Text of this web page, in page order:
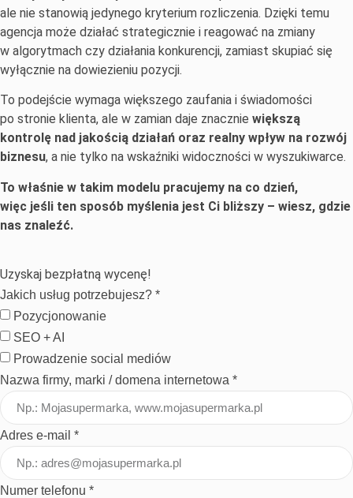
ale nie stanowią jedynego kryterium rozliczenia. Dzięki temu
agencja może działać strategicznie i reagować na zmiany
w algorytmach czy działania konkurencji, zamiast skupiać się
wyłącznie na dowiezieniu pozycji.
To podejście wymaga większego zaufania i świadomości
po stronie klienta, ale w zamian daje znacznie większą
kontrolę nad jakością działań oraz realny wpływ na rozwój
biznesu, a nie tylko na wskaźniki widoczności w wyszukiwarce.
To właśnie w takim modelu pracujemy na co dzień,
więc jeśli ten sposób myślenia jest Ci bliższy – wiesz, gdzie
nas znaleźć.
Uzyskaj bezpłatną wycenę!
Jakich usług potrzebujesz? *
Pozycjonowanie
SEO + AI
Prowadzenie social mediów
Nazwa firmy, marki / domena internetowa *
Adres e-mail *
Numer telefonu *